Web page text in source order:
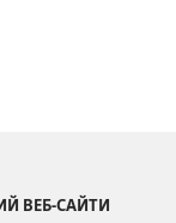
ВЕБ-САЙТИ